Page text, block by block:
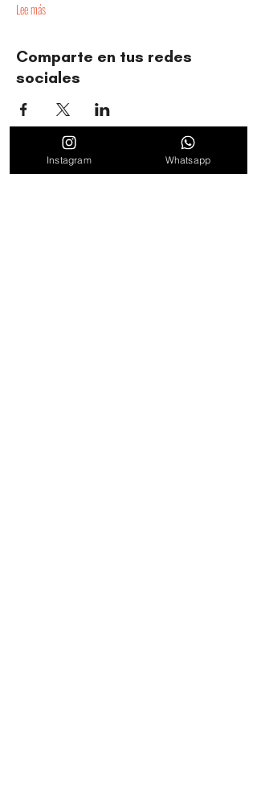
Lee más
Comparte en tus redes
sociales
TIMBALÉ CULTURAL ORGANIZATION
Dance and Music: Driving Forces of Peace, Well-Being,
Instagram Whatsapp